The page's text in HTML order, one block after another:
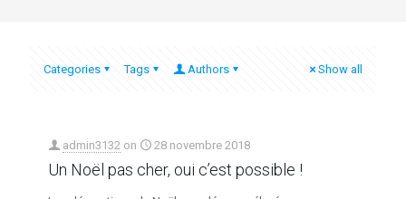
Categories Tags Authors Show all
admin3132 on 28 novembre 2018
Un Noël pas cher, oui c’est possible !